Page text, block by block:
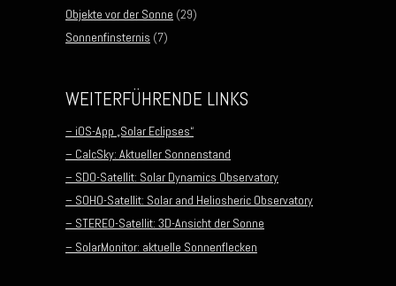
Objekte vor der Sonne (29)
Sonnenfinsternis (7)
WEITERFÜHRENDE LINKS
– iOS-App „Solar Eclipses“
– CalcSky: Aktueller Sonnenstand
– SDO-Satellit: Solar Dynamics Observatory
– SOHO-Satellit: Solar and Heliosheric Observatory
– STEREO-Satellit: 3D-Ansicht der Sonne
– SolarMonitor: aktuelle Sonnenflecken